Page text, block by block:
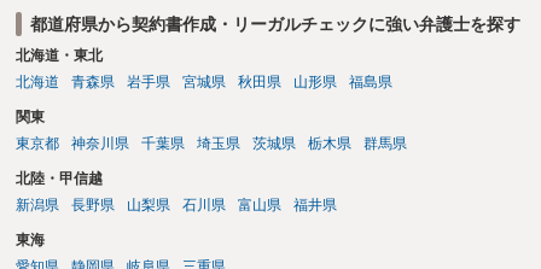
都道府県から契約書作成・リーガルチェックに強い弁護士を探す
北海道・東北
北海道
青森県 岩手県 宮城県 秋田県 山形県 福島県
関東
東京都
神奈川県 千葉県 埼玉県 茨城県 栃木県 群馬県
北陸・甲信越
新潟県
長野県 山梨県 石川県 富山県 福井県
東海